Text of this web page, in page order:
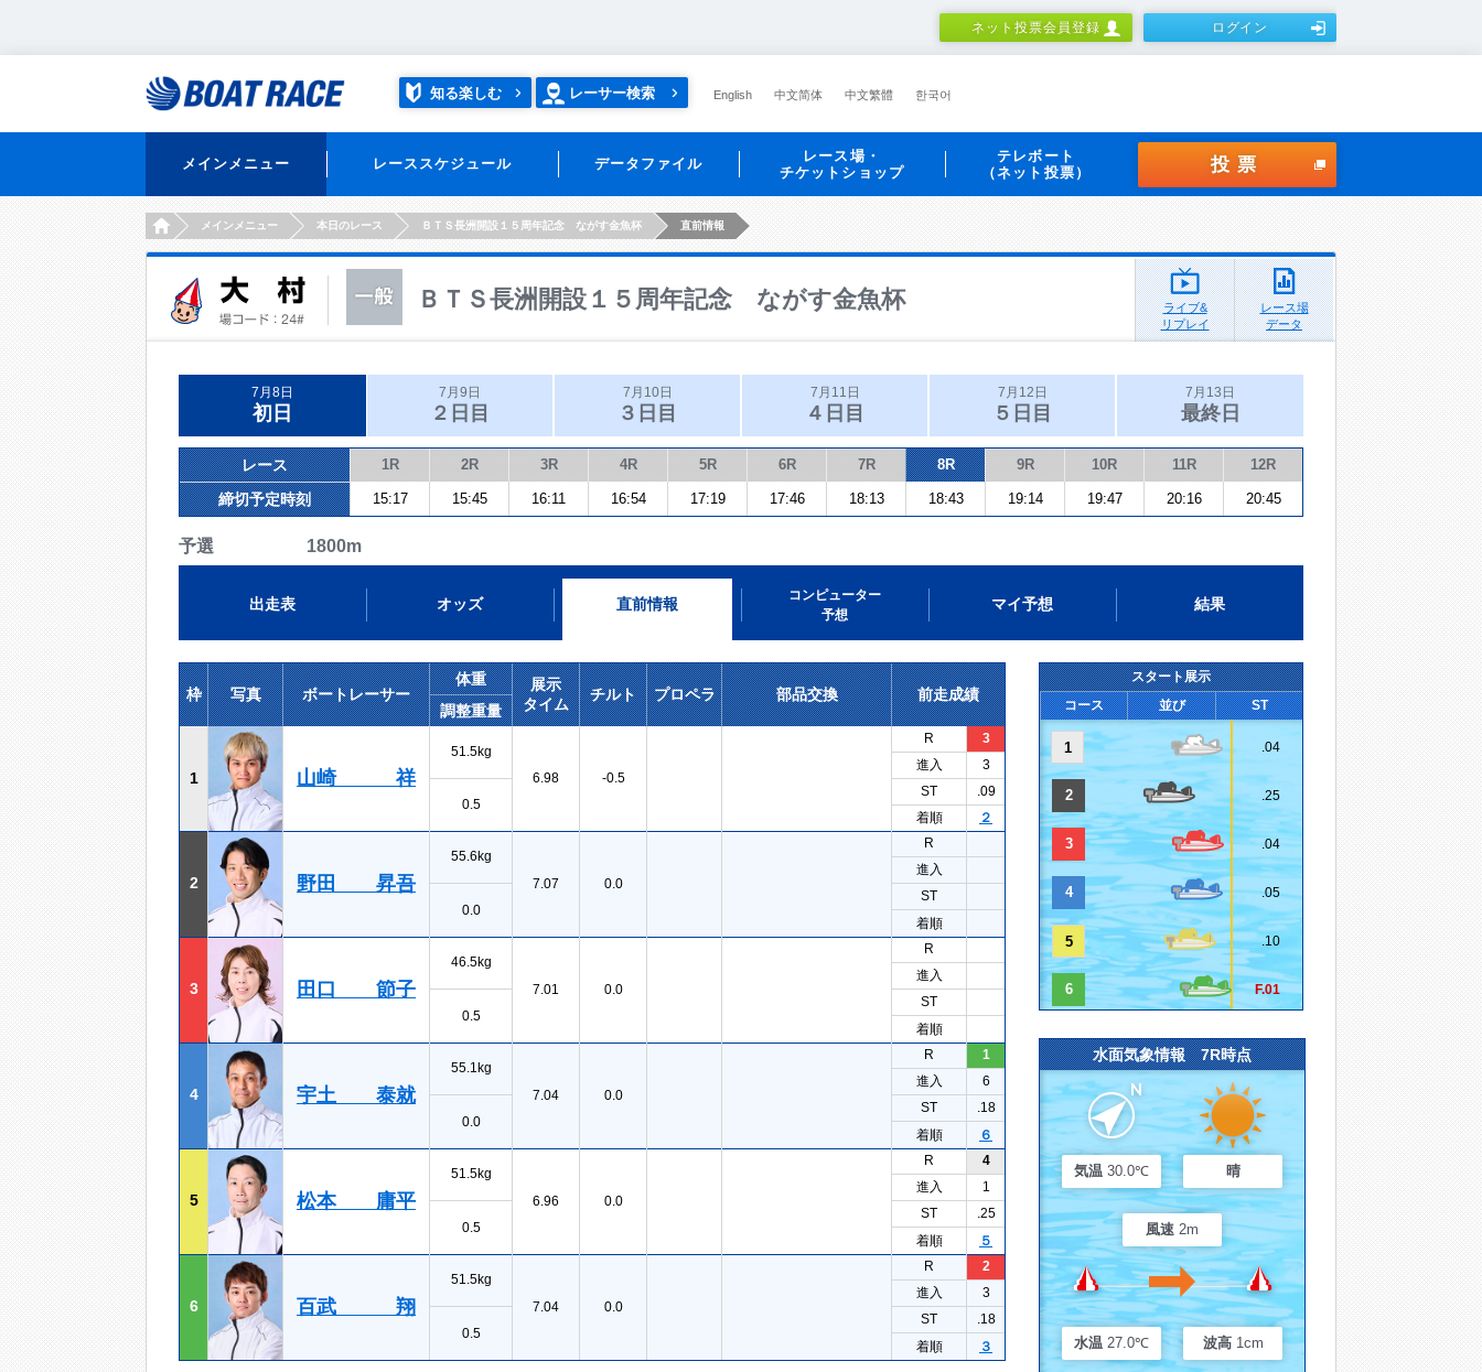
ネット投票会員登録 ログイン
知る楽しむ レーサー検索 English 中文简体 中文繁體 한국어
メインメニュー レーススケジュール データファイル
レース場・
チケットショップ
テレボート
（ネット投票）
投票
HOMEメインメニュー 本日のレース ＢＴＳ長洲開設１５周年記念 ながす金魚杯 直前情報
ＢＴＳ長洲開設１５周年記念 ながす金魚杯
ライブ&
リプレイ
レース場
データ
7月8日
初日
7月9日
２日目
7月10日
３日目
7月11日
４日目
7月12日
５日目
7月13日
最終日
レース 1R 2R 3R 4R 5R 6R 7R 8R 9R 10R 11R 12R
締切予定時刻 15:17 15:45 16:11 16:54 17:19 17:46 18:13 18:43 19:14 19:47 20:16 20:45
予選 1800m
出走表 オッズ 直前情報
コンピューター
予想
マイ予想 結果
枠 写真 ボートレーサー
体重
展示
タイム
チルト プロペラ 部品交換
前走成績
調整重量
1 山崎 祥
51.5kg
6.98
-0.5
R
3
進入
3
0.5
ST
.09
着順
２
2 野田 昇吾
55.6kg
7.07
0.0
R
進入
0.0
ST
着順
3 田口 節子
46.5kg
7.01
0.0
R
進入
0.5
ST
着順
4 宇土 泰就
55.1kg
7.04
0.0
R
1
進入
6
0.0
ST
.18
着順
６
5 松本 庸平
51.5kg
6.96
0.0
R
4
進入
1
0.5
ST
.25
着順
５
6 百武 翔
51.5kg
7.04
0.0
R
2
進入
3
0.5
ST
.18
着順
３
スタート展示
コース
並び ST
1 .04
2 .25
3 .04
4 .05
5 .10
6 F.01
水面気象情報 7R時点
気温 30.0℃ 晴
風速 2m
水温 27.0℃ 波高 1cm